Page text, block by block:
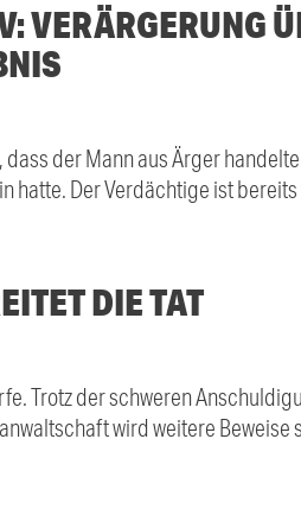
VERÄRGERUNG
der Mann aus Ärger
hatte. Der Verdächtige ist
DIE TAT
Trotz der schweren
wird weitere Beweise